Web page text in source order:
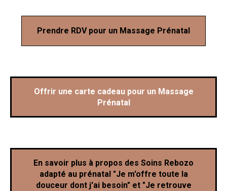
Prendre RDV pour un Massage Prénatal
Offrir une carte cadeau pour un Massage
Prénatal
En savoir plus à propos des Soins Rebozo
adapté au prénatal "Je m'offre toute la
douceur dont j'ai besoin" et "Je retrouve